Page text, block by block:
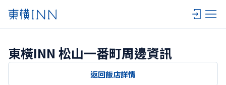
東橫INN 松山一番町周邊資訊
返回飯店詳情